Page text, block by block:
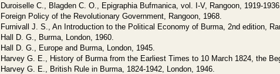
Duroiselle C., Blagden C. О., Epigraphia Bufmanica, vol. I-V, Rangoon, 1919-
Foreign Policy of the Revolutionary Government, Rangoon, 1968.
Furnivall J. S., An Introduction to the Political Economy of Burma, 2nd edition,
Hall D. G., Burma, London, 1960.
Hall D. G., Europe and Burma, London, 1945.
Harvey G. E., History of Burma from the Earliest Times to 10 March 1824, the
Harvey G. E., British Rule in Burma, 1824-1942, London, 1946.